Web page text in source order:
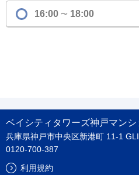
16:00 〜 18:00
ベイシティタワーズ神戸マン
兵庫県神戸市中央区新港町 11-1
0120-700-387
利用規約